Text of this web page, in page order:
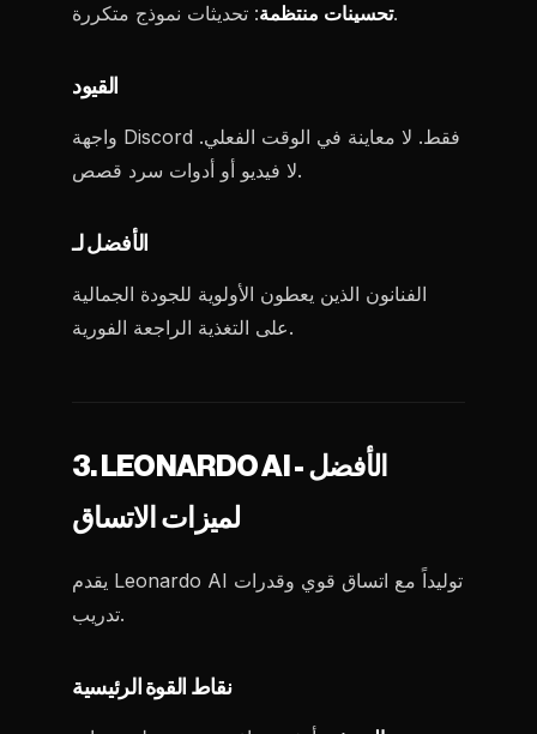
تحسينات منتظمة: تحديثات نموذج متكررة.
القيود
واجهة Discord فقط. لا معاينة في الوقت الفعلي.
لا فيديو أو أدوات سرد قصص.
الأفضل لـ
الفنانون الذين يعطون الأولوية للجودة الجمالية
على التغذية الراجعة الفورية.
3. LEONARDO AI - الأفضل
لميزات الاتساق
يقدم Leonardo AI توليداً مع اتساق قوي وقدرات
تدريب.
نقاط القوة الرئيسية